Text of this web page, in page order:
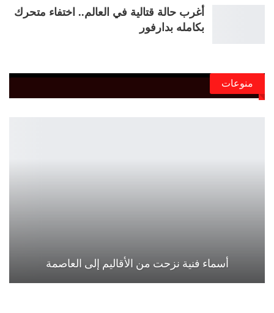
أغرب حالة قتالية في العالم.. اختفاء متحرك
بكامله بدارفور
منوعات
أسماء فنية نزحت من الأقاليم إلى العاصمة